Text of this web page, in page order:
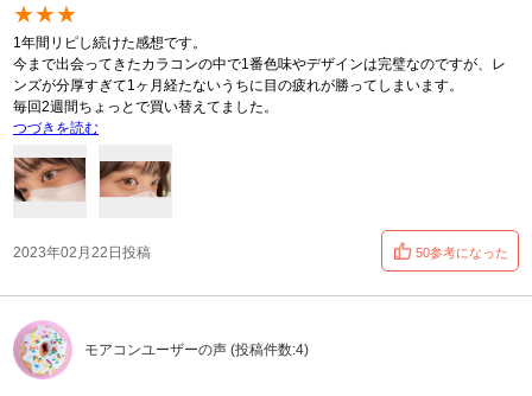
★★★
1年間リピし続けた感想です。
今まで出会ってきたカラコンの中で1番色味やデザインは完璧なのですが、レ
ンズが分厚すぎて1ヶ月経たないうちに目の疲れが勝ってしまいます。
毎回2週間ちょっとで買い替えてました。
つづきを読む
2023年02月22日投稿 50参考になった
モアコンユーザーの声 (投稿件数:4)